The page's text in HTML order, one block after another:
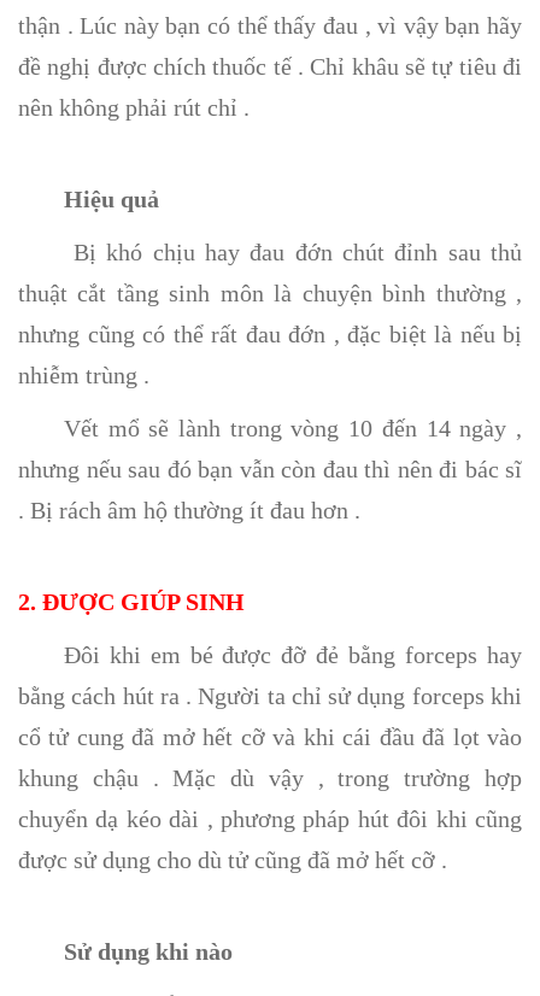
thận . Lúc này bạn có thể thấy đau , vì vậy bạn hãy
đề nghị được chích thuốc tế . Chỉ khâu sẽ tự tiêu đi
nên không phải rút chỉ .
Hiệu quả
Bị khó chịu hay đau đớn chút đỉnh sau thủ
thuật cắt tầng sinh môn là chuyện bình thường ,
nhưng cũng có thể rất đau đớn , đặc biệt là nếu bị
nhiễm trùng .
Vết mổ sẽ lành trong vòng 10 đến 14 ngày ,
nhưng nếu sau đó bạn vẫn còn đau thì nên đi bác sĩ
. Bị rách âm hộ thường ít đau hơn .
2. ĐƯỢC GIÚP SINH
Đôi khi em bé được đỡ đẻ bằng forceps hay
bằng cách hút ra . Người ta chỉ sử dụng forceps khi
cổ tử cung đã mở hết cỡ và khi cái đầu đã lọt vào
khung chậu . Mặc dù vậy , trong trường hợp
chuyển dạ kéo dài , phương pháp hút đôi khi cũng
được sử dụng cho dù tử cũng đã mở hết cỡ .
Sử dụng khi nào